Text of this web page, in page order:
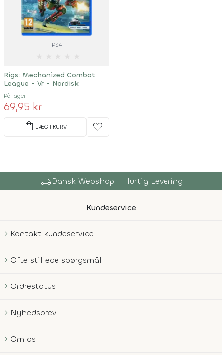
PS4
Rigs: Mechanized Combat
League - Vr - Nordisk
På lager
69,95 kr
shopping_bag LÆG I KURV favorite
shopping_bagOver 150.000 Produkter
Kundeservice
Kontakt kundeservice
Ofte stillede spørgsmål
Ordrestatus
Nyhedsbrev
Om os